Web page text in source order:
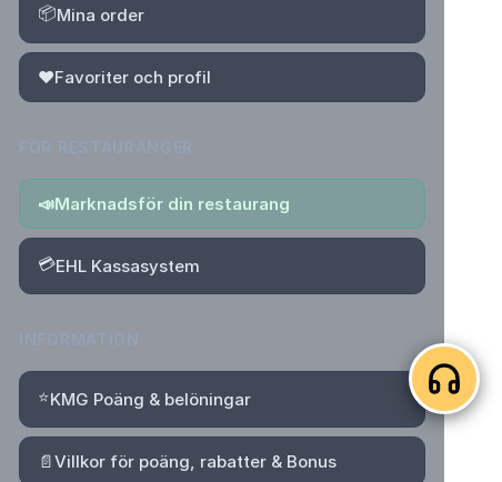
📦Mina order
❤️Favoriter och profil
📣Marknadsför din restaurang
💳EHL Kassasystem
⭐KMG Poäng & belöningar
📄Villkor för poäng, rabatter & Bonus